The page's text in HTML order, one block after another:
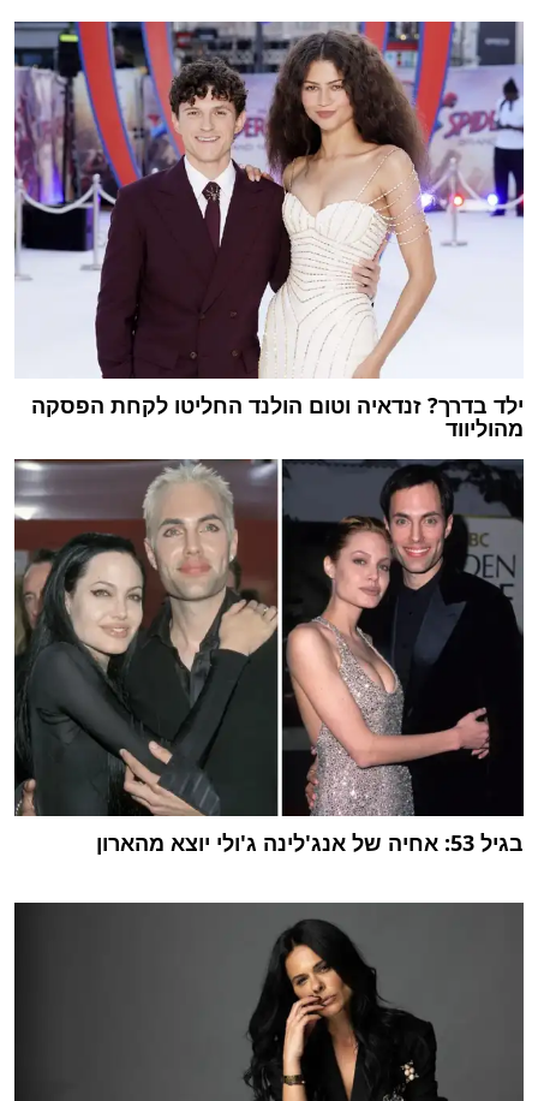
ילד בדרך? זנדאיה וטום הולנד החליטו לקחת הפסקה
מהוליווד
בגיל 53: אחיה של אנג'לינה ג'ולי יוצא מהארון